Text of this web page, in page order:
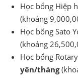
Học bổng Hiệp
(khoảng
Học bổng Sato
(khoảng
Học bổng
yên/tháng